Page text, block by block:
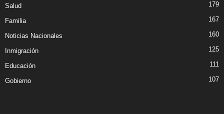
Salud 179
Familia 167
Noticias Nacionales 160
Inmigración 125
Educación 111
Gobierno 107